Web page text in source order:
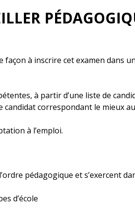
à inscrire cet examen dans
à partir d’une liste de
correspondant le mieux
à l’emploi.
pédagogique et s’exercent
d’école